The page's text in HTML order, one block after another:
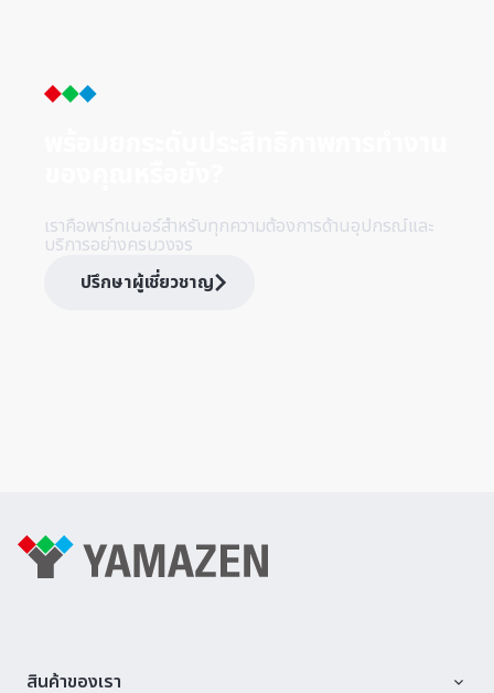
เราคือพาร์ทเนอร์สำหรับทุกความต้องการด้านอุปกรณ์และ
บริการอย่างครบวงจร
ปรึกษาผู้เชี่ยวชาญ
สินค้าของเรา